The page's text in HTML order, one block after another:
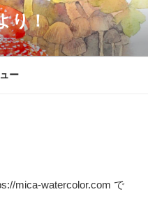
り！
ー
mica-watercolor.com で